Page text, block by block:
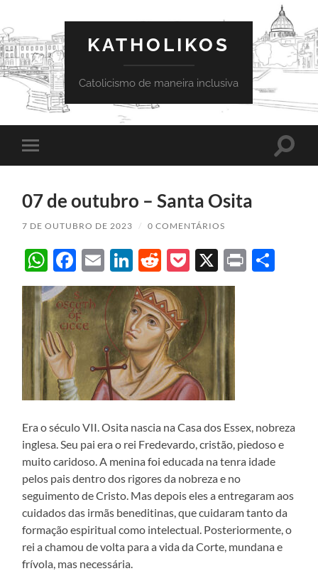
KATHOLIKOS
Catolicismo de maneira inclusiva
Toggle
mobile
Toggle
07 de outubro – Santa Osita
7 DE OUTUBRO DE 2023 / 0 COMENTÁRIOS
WhatsApp
Facebook
EmailLinkedIn
Reddit
Pocket
X Print
Era o século VII. Osita nascia na Casa dos Essex, nobreza
inglesa. Seu pai era o rei Fredevardo, cristão, piedoso e
muito caridoso. A menina foi educada na tenra idade
pelos pais dentro dos rigores da nobreza e no
seguimento de Cristo. Mas depois eles a entregaram aos
cuidados das irmãs beneditinas, que cuidaram tanto da
formação espiritual como intelectual. Posteriormente, o
rei a chamou de volta para a vida da Corte, mundana e
frívola, mas necessária.